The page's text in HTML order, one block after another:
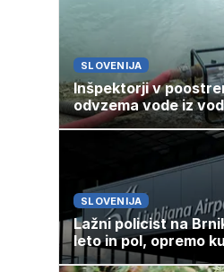
SLOVENIJA
Inšpektorji v
odvzema vode iz
SLOVENIJA
Lažni policist na
leto in pol, opremo